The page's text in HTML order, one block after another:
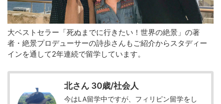
大ベストセラー「死ぬまでに行きたい！世界の絶景」の著
者・絶景プロデューサーの詩歩さんもご紹介からスタディー
インを通して2年連続で留学しています。
北さん 30歳/社会人
今はLA留学中ですが、フィリピン留学をし